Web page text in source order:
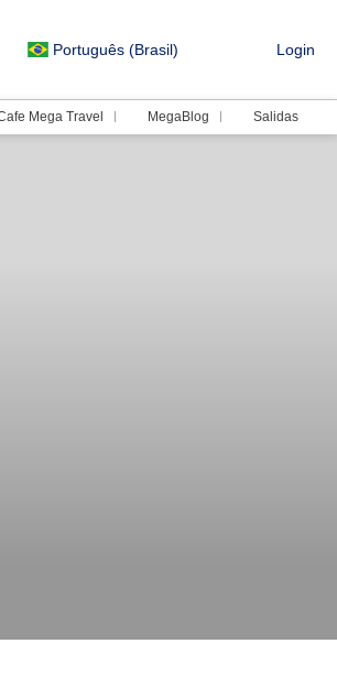
Português (Brasil) Login
Mega Travel MegaBlog Salidas